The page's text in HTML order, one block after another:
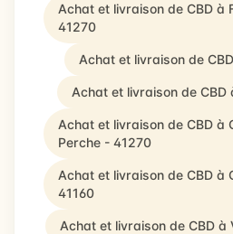
Achat et livraison de CBD à
41270
Achat et livraison de
Achat et livraison de CBD
Achat et livraison de CBD à
Perche - 41270
Achat et livraison de CBD à
41160
Achat et livraison de CBD à